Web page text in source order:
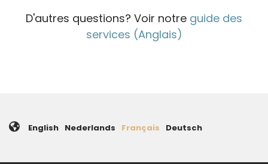
D'autres questions? Voir notre guide des
services (Anglais)
English Nederlands Français Deutsch